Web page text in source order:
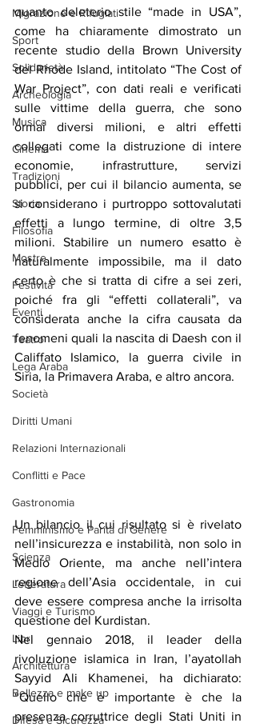
Migrazione e Rifugiati
Sport
Solidarietà
Archeologia
Musica
Cinema
Tradizioni
Storia
Filosofia
Mostre
Festività
Eventi
Teatro
Lega Araba
Società
Diritti Umani
Relazioni Internazionali
Conflitti e Pace
Gastronomia
Femminismo e Parità di Genere
Scienza
Letteratura
Viaggi e Turismo
Libri
Architettura
Bellezza e make up
Difesa e Sicurezza
quanto deleterio stile “made in USA”,
come ha chiaramente dimostrato un
recente studio della Brown University
del Rhode Island, intitolato “The Cost of
War Project”, con dati reali e verificati
sulle vittime della guerra, che sono
ormai diversi milioni, e altri effetti
collegati come la distruzione di intere
economie, infrastrutture, servizi
pubblici, per cui il bilancio aumenta, se
si considerano i purtroppo sottovalutati
effetti a lungo termine, di oltre 3,5
milioni. Stabilire un numero esatto è
naturalmente impossibile, ma il dato
certo è che si tratta di cifre a sei zeri,
poiché fra gli “effetti collaterali”, va
considerata anche la cifra causata da
fenomeni quali la nascita di Daesh con il
Califfato Islamico, la guerra civile in
Siria, la Primavera Araba, e altro ancora.
Un bilancio il cui risultato si è rivelato
nell’insicurezza e instabilità, non solo in
Medio Oriente, ma anche nell’intera
regione dell’Asia occidentale, in cui
deve essere compresa anche la irrisolta
questione del Kurdistan.
Nel gennaio 2018, il leader della
rivoluzione islamica in Iran, l’ayatollah
Sayyid Ali Khamenei, ha dichiarato:
“Quello che è importante è che la
presenza corruttrice degli Stati Uniti in